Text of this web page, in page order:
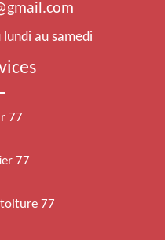
au samedi
77
77
77